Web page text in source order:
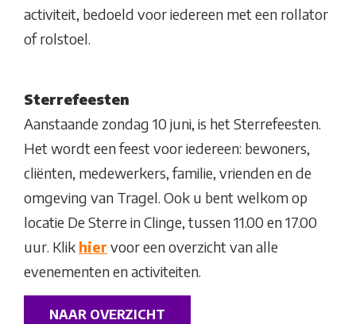
activiteit, bedoeld voor iedereen met een rollator
of rolstoel.
Sterrefeesten
Aanstaande zondag 10 juni, is het Sterrefeesten.
Het wordt een feest voor iedereen: bewoners,
cliënten, medewerkers, familie, vrienden en de
omgeving van Tragel. Ook u bent welkom op
locatie De Sterre in Clinge, tussen 11.00 en 17.00
uur. Klik hier voor een overzicht van alle
evenementen en activiteiten.
NAAR OVERZICHT